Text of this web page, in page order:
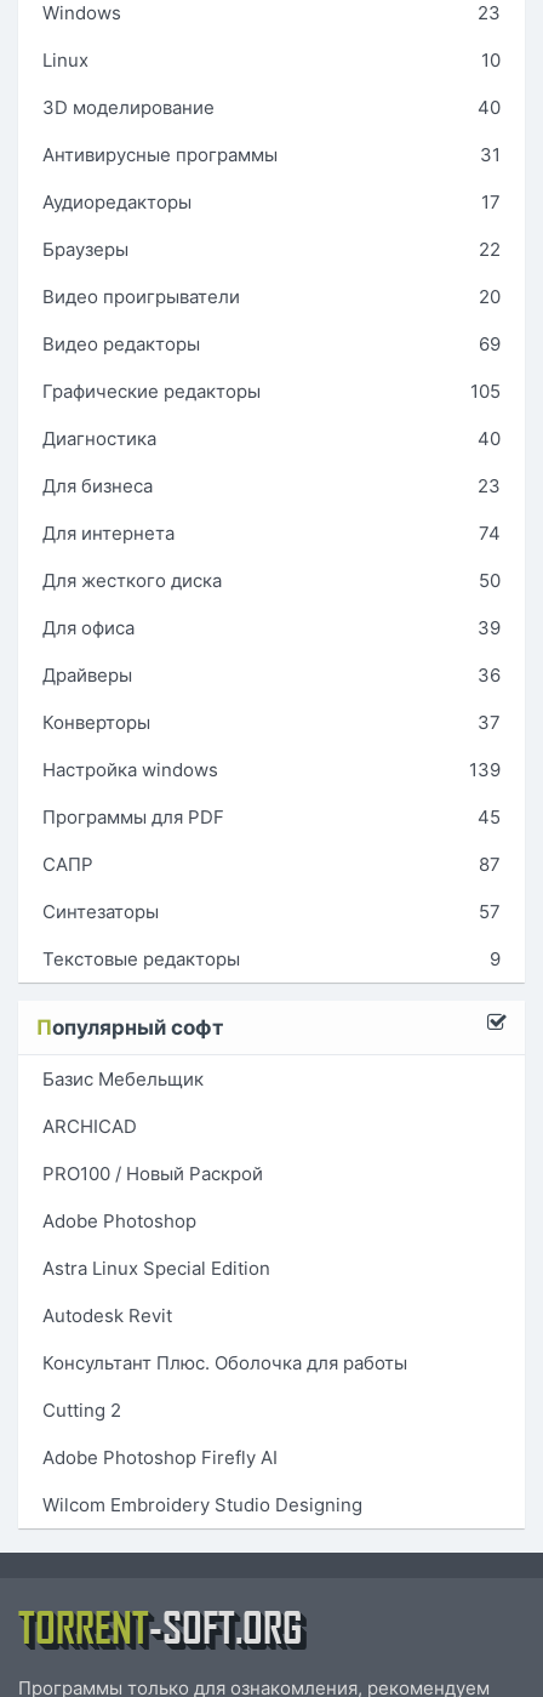
Windows 23
Linux 10
3D моделирование 40
Антивирусные программы 31
Аудиоредакторы 17
Браузеры 22
Видео проигрыватели 20
Видео редакторы 69
Графические редакторы 105
Диагностика 40
Для бизнеса 23
Для интернета 74
Для жесткого диска 50
Для офиса 39
Драйверы 36
Конверторы 37
Настройка windows 139
Программы для PDF 45
САПР 87
Синтезаторы 57
Текстовые редакторы 9
Популярный софт
Базис Мебельщик
ARCHICAD
PRO100 / Новый Раскрой
Adobe Photoshop
Astra Linux Special Edition
Autodesk Revit
Консультант Плюс. Оболочка для работы
Cutting 2
Adobe Photoshop Firefly AI
Wilcom Embroidery Studio Designing
TORRENT-SOFT.ORG
Программы только для ознакомления, рекомендуем